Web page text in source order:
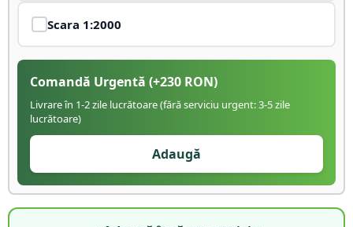
Scara 1:2000
Comandă Urgentă (+230 RON)
Livrare în 1-2 zile lucrătoare (fără serviciu urgent: 3-5 zile
lucrătoare)
Adaugă